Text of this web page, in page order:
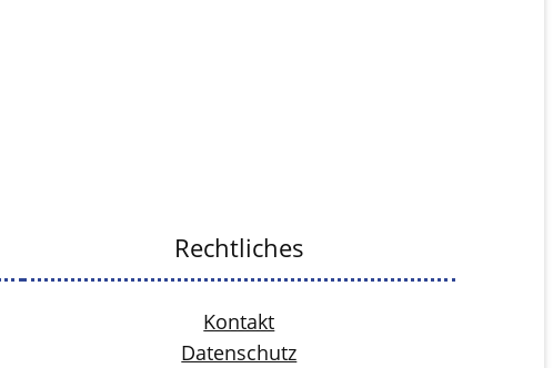
Rechtliches
Kontakt
Datenschutz